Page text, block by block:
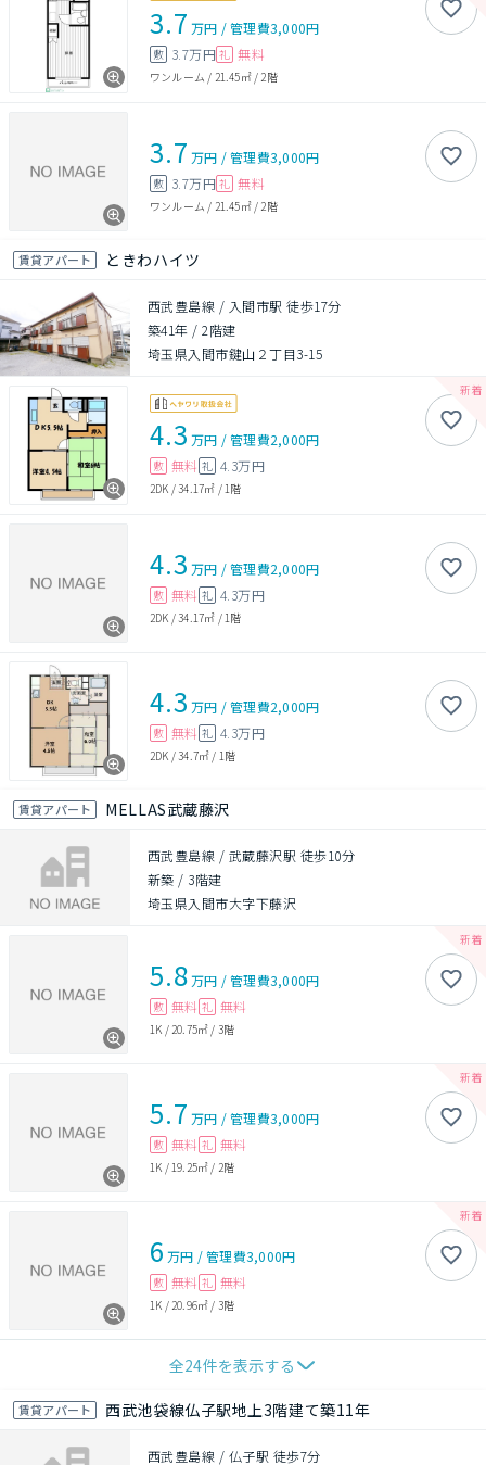
3.7 万円 /管理費3,000円
敷 3.7万円 礼 無料
ワンルーム / 21.45㎡/2階
3.7 万円 /管理費3,000円
敷 3.7万円 礼 無料
ワンルーム / 21.45㎡/ 2階
賃貸アパート ときわハイツ
西武豊島線 / 入間市駅 徒歩17分
築41年 /2階建
埼玉県入間市鍵山２丁目3-15
4.3 万円 /管理費2,000円
敷 無料 礼 4.3万円
2DK /34.17㎡ /1階
4.3 万円 /管理費2,000円
敷 無料 礼 4.3万円
2DK /34.17㎡ / 1階
4.3 万円 /管理費2,000円
敷 無料 礼 4.3万円
2DK /34.7㎡ / 1階
賃貸アパート MELLAS武蔵藤沢
西武豊島線 / 武蔵藤沢駅 徒歩10分
新築 / 3階建
埼玉県入間市大字下藤沢
5.8万円 /管理費3,000円
敷 無料 礼 無料
1K / 20.75㎡ / 3階
5.7 万円 /管理費3,000円
敷 無料 礼 無料
1K / 19.25㎡ / 2階
6 万円 /管理費3,000円
敷 無料 礼 無料
1K / 20.96㎡ / 3階
全24件を表示する
賃貸アパート 西武池袋線仏子駅地上3階建て築11年
西武豊島線 / 仏子駅 徒歩7分